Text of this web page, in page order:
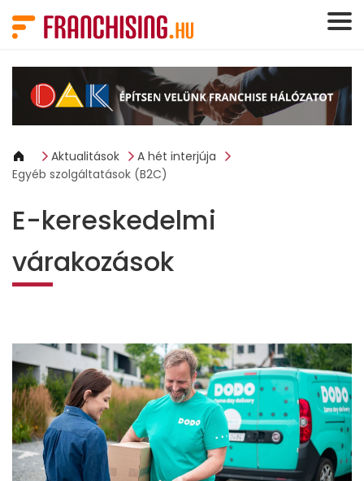
Aktualitások
A hét interjúja
Egyéb szolgáltatások (B2C)
E-kereskedelmi
várakozások